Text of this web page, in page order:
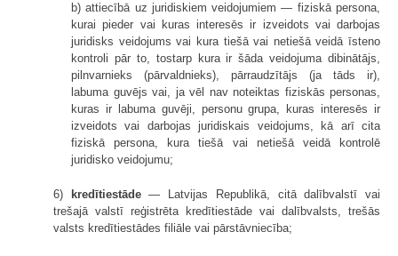
b) attiecībā uz juridiskiem veidojumiem — fiziskā persona,
kurai pieder vai kuras interesēs ir izveidots vai darbojas
juridisks veidojums vai kura tiešā vai netiešā veidā īsteno
kontroli pār to, tostarp kura ir šāda veidojuma dibinātājs,
pilnvarnieks (pārvaldnieks), pārraudzītājs (ja tāds ir),
labuma guvējs vai, ja vēl nav noteiktas fiziskās personas,
kuras ir labuma guvēji, personu grupa, kuras interesēs ir
izveidots vai darbojas juridiskais veidojums, kā arī cita
fiziskā persona, kura tiešā vai netiešā veidā kontrolē
juridisko veidojumu;
6) kredītiestāde— Latvijas Republikā, citā dalībvalstī vai
trešajā valstī reģistrēta kredītiestāde vai dalībvalsts, trešās
valsts kredītiestādes filiāle vai pārstāvniecība;